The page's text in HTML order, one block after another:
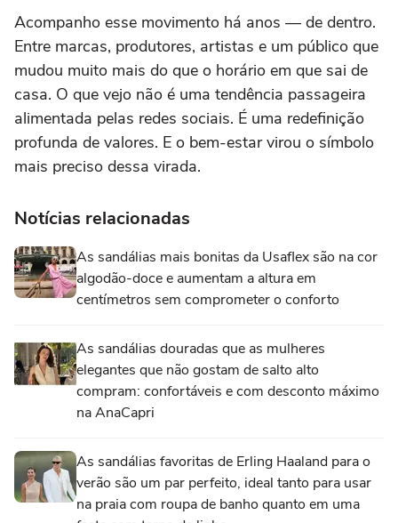
Acompanho esse movimento há anos — de dentro.
Entre marcas, produtores, artistas e um público que
mudou muito mais do que o horário em que sai de
casa. O que vejo não é uma tendência passageira
alimentada pelas redes sociais. É uma redefinição
profunda de valores. E o bem-estar virou o símbolo
mais preciso dessa virada.
Notícias relacionadas
As sandálias mais bonitas da Usaflex são na cor
algodão-doce e aumentam a altura em
centímetros sem comprometer o conforto
As sandálias douradas que as mulheres
elegantes que não gostam de salto alto
compram: confortáveis e com desconto máximo
na AnaCapri
As sandálias favoritas de Erling Haaland para o
verão são um par perfeito, ideal tanto para usar
na praia com roupa de banho quanto em uma